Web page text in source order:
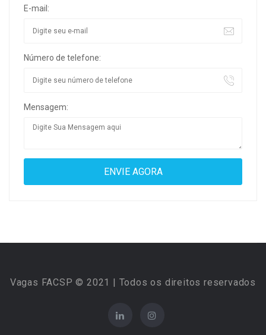
E-mail:
Número de telefone:
Mensagem:
Vagas FACSP © 2021 | Todos os direitos reservados